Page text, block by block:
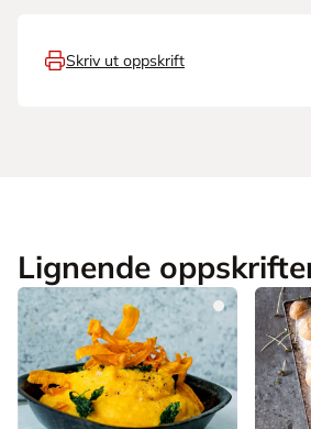
Skriv ut oppskrift
Lignende